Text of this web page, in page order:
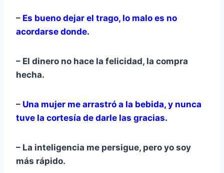
– Es bueno dejar el trago, lo malo es no
acordarse donde.
– El dinero no hace la felicidad, la compra
hecha.
– Una mujer me arrastró a la bebida, y nunca
tuve la cortesía de darle las gracias.
– La inteligencia me persigue, pero yo soy
más rápido.